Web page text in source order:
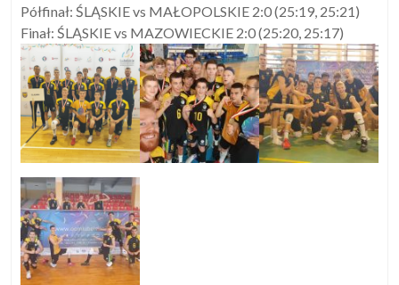
Półfinał: ŚLĄSKIE vs MAŁOPOLSKIE 2:0 (25:19, 25:21)
Finał: ŚLĄSKIE vs MAZOWIECKIE 2:0 (25:20, 25:17)